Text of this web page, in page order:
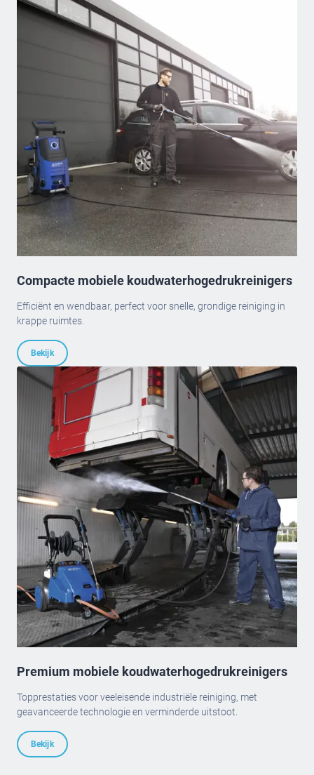
Compacte mobiele koudwaterhogedrukreinigers
Efficiënt en wendbaar, perfect voor snelle, grondige reiniging in
krappe ruimtes.
Bekijk
Premium mobiele koudwaterhogedrukreinigers
Topprestaties voor veeleisende industriële reiniging, met
geavanceerde technologie en verminderde uitstoot.
Bekijk